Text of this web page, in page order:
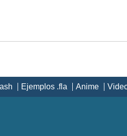
Ejemplos .fla Anime